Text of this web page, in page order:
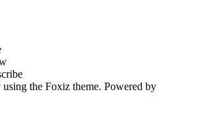
the Foxiz theme. Powered by